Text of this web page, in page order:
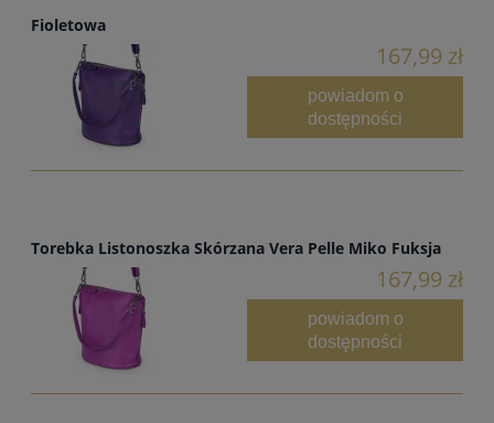
Fioletowa
167,99 zł
powiadom o
dostępności
Torebka Listonoszka Skórzana Vera Pelle Miko Fuksja
167,99 zł
powiadom o
dostępności